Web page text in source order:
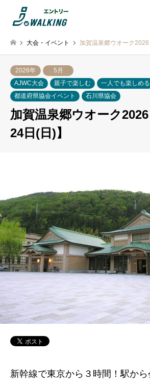
大会・イベント 加賀温泉郷ウオーク
2026年
5月
AJWC大会
親子で楽しむ
一人でも楽しめる
都道府県協会イベント
石川県協会
加賀温泉郷ウオーク2026
24日(日)】
新幹線で東京から３時間！駅か